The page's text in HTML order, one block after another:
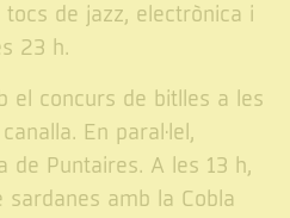
de jazz, electrònica i
23 h.
el concurs de bitlles a les
En paral·lel,
de Puntaires. A les 13 h,
amb la Cobla